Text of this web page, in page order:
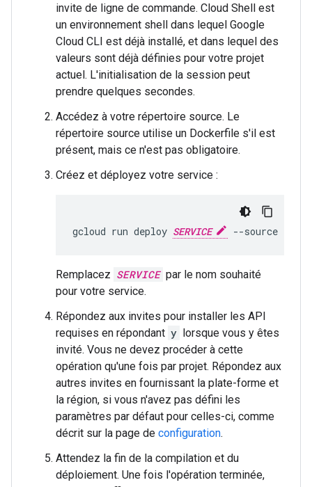
invite de ligne de commande. Cloud Shell est
un environnement shell dans lequel Google
Cloud CLI est déjà installé, et dans lequel des
valeurs sont déjà définies pour votre projet
actuel. L'initialisation de la session peut
prendre quelques secondes.
Accédez à votre répertoire source. Le
répertoire source utilise un Dockerfile s'il est
présent, mais ce n'est pas obligatoire.
Créez et déployez votre service :
gcloud run deploy SERVICE --source
Remplacez SERVICE par le nom souhaité
pour votre service.
Répondez aux invites pour installer les API
requises en répondant y lorsque vous y êtes
invité. Vous ne devez procéder à cette
opération qu'une fois par projet. Répondez aux
autres invites en fournissant la plate-forme et
la région, si vous n'avez pas défini les
paramètres par défaut pour celles-ci, comme
décrit sur la page de configuration.
Attendez la fin de la compilation et du
déploiement. Une fois l'opération terminée,